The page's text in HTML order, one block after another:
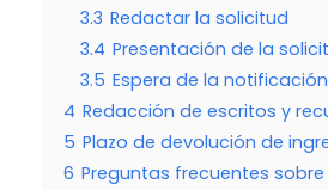
3.3 Redactar la solicitud
3.4 Presentación de la
3.5 Espera de la notificación
4 Redacción de escritos y
5 Plazo de devolución de
6 Preguntas frecuentes